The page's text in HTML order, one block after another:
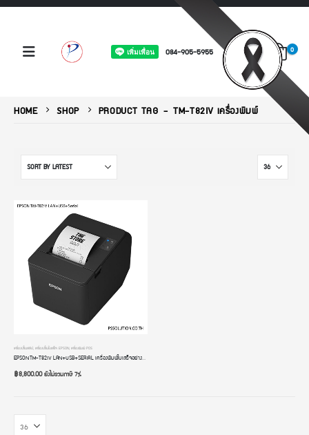
084-905-5955 0
HOME SHOP PRODUCT TAG -TM-T82IV เครื่องพิมพ์
เครื่องปริ้นสลิป เครื่องปริ้นใบเสร็จ EPSON เครื่องพิมพ์ POS
EPSON TM-T82IV LAN+USB+SERIAL เครื่องพิมพ์ใบเสร็จอย่างย่อ ระบบความร้อน 80 mm 3 นิ้ว POS Thermal Printer
฿8,800.00ยังไม่รวมภาษี 7%